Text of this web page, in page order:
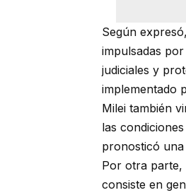
Según
impulsadas
judiciales y
implementado
Milei también
las
pronosticó
Por otra parte,
consiste en